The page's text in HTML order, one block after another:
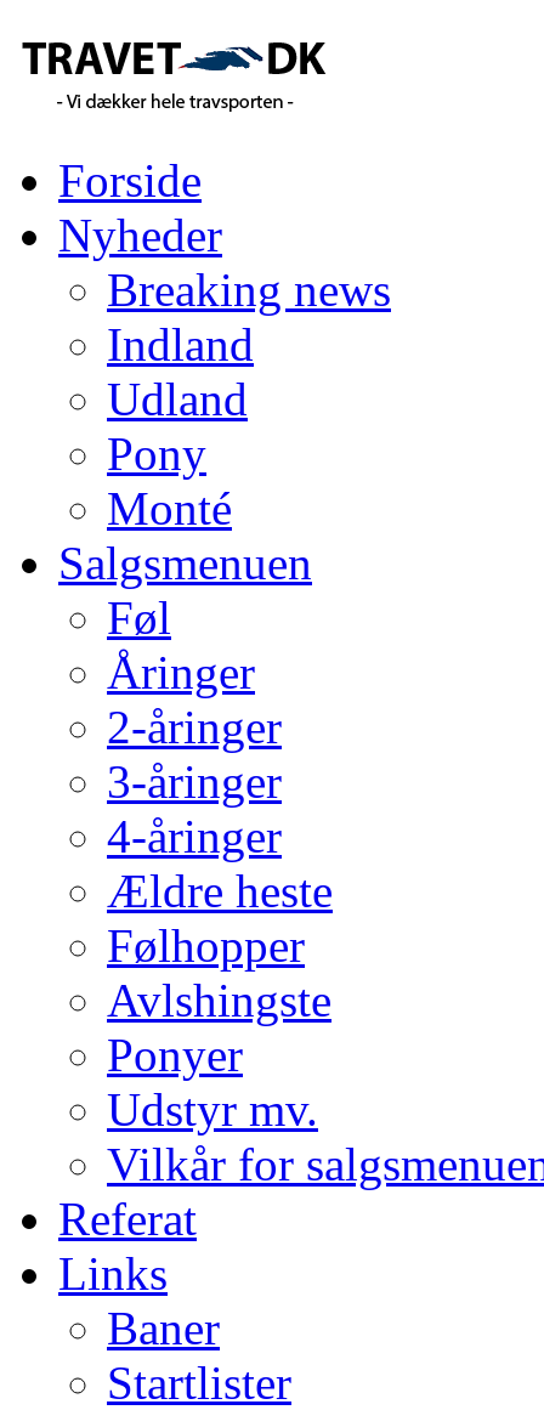
Forside
Nyheder
Breaking news
Indland
Udland
Pony
Monté
Salgsmenuen
Føl
Åringer
2-åringer
3-åringer
4-åringer
Ældre heste
Følhopper
Avlshingste
Ponyer
Udstyr mv.
Vilkår for
Referat
Links
Baner
Startlister